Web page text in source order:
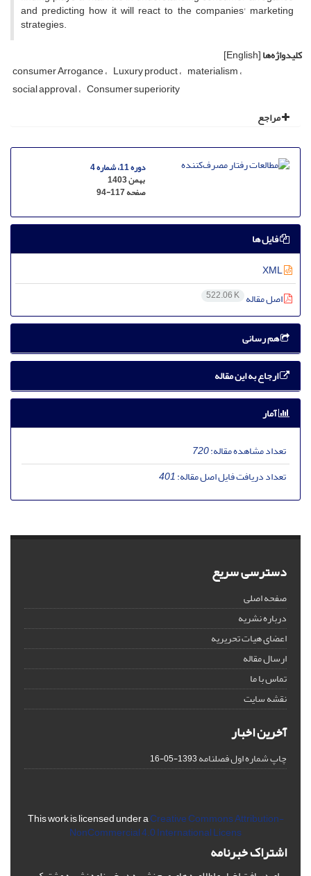
and predicting how it will react to the companies' marketing
strategies.
کلیدواژه‌ها[English]
consumer Arrogance Luxury product materialism
social approval Consumer superiority
مراجع
دوره 11، شماره 4
بهمن 1403
صفحه94-117
فایل ها
اصل مقاله 522.06 K
هم رسانی
ارجاع به این مقاله
آمار
تعداد مشاهده مقاله:720
تعداد دریافت فایل اصل مقاله:401
دسترسی سریع
صفحه اصلی
درباره نشریه
اعضای هیات تحریریه
ارسال مقاله
تماس با ما
نقشه سایت
آخرین اخبار
چاپ شماره اول فصلنامه1393-05-16
This work is licensed under aCreative Commons Attribution-
NonCommercial 4.0 International Licens
اشتراک خبرنامه